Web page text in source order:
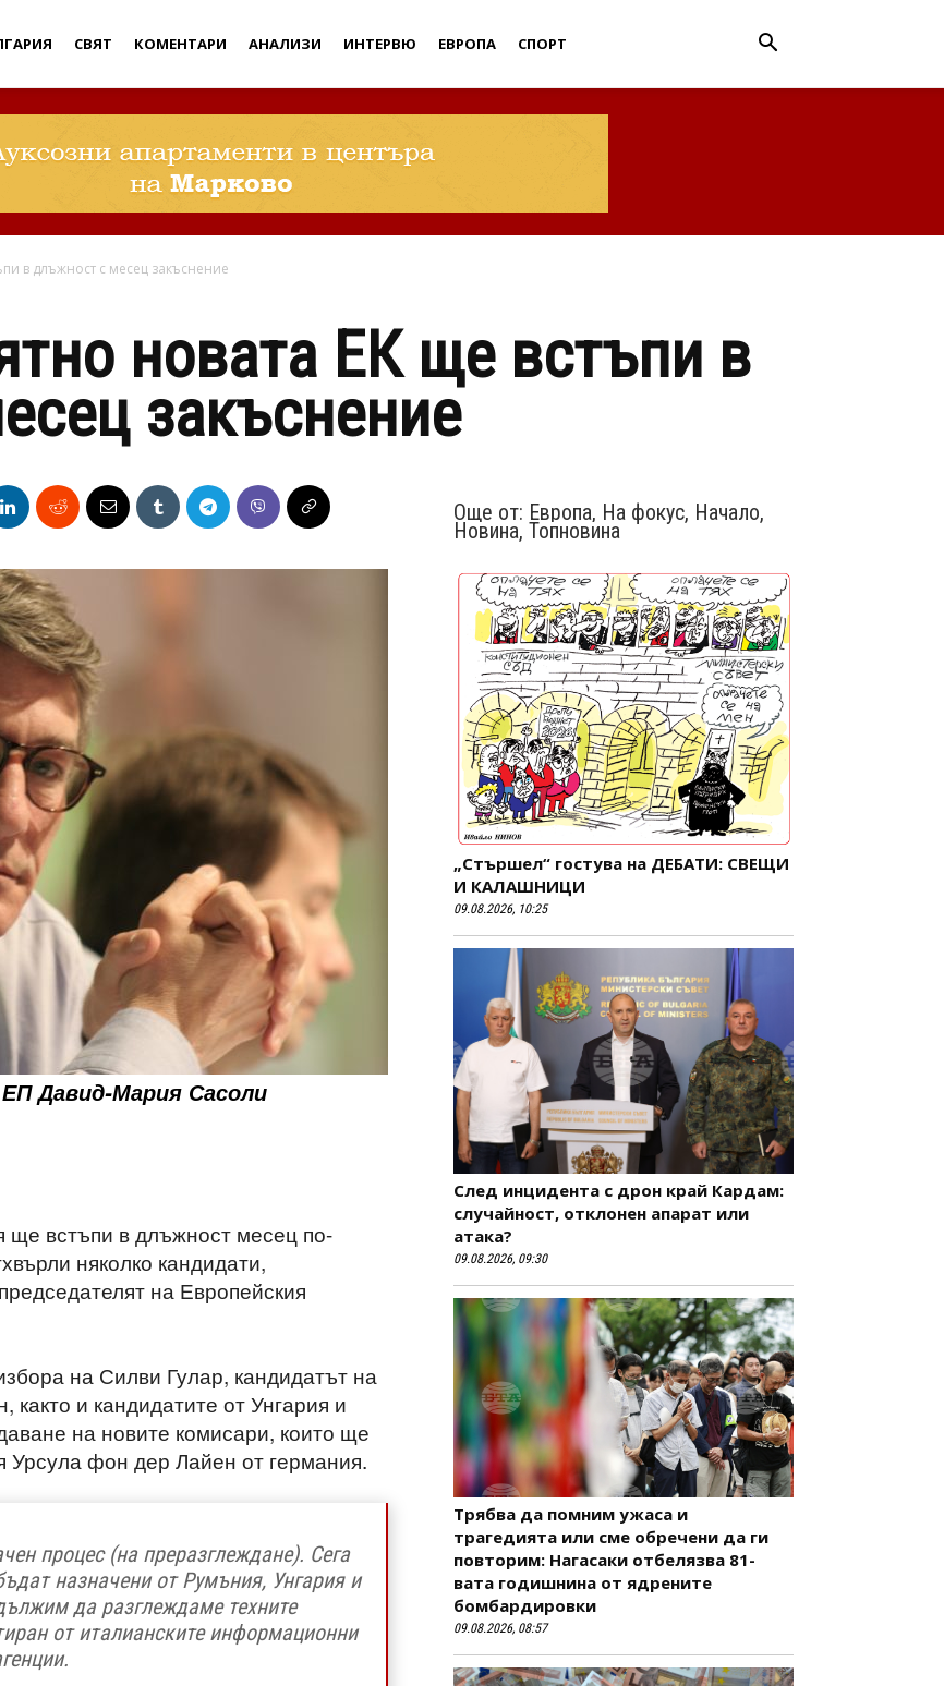
СВЯТ КОМЕНТАРИ АНАЛИЗИ ИНТЕРВЮ ЕВРОПА СПОРТ
в длъжност с месец закъснение
новата ЕК ще встъпи в
закъснение
Давид-Мария Сасоли
ще встъпи в длъжност месец по-
няколко кандидати,
на Европейския
на Силви Гулар, кандидатът на
и кандидатите от Унгария и
на новите комисари, които ще
Урсула фон дер Лайен от германия.
процес (на преразглеждане). Сега
назначени от Румъния, Унгария и
да разглеждаме техните
от италианските информационни
Още от: Европа, На фокус, Начало,
Новина, Топновина
„Стършел“ гостува на ДЕБАТИ: СВЕЩИ
И КАЛАШНИЦИ
09.08.2026, 10:25
След инцидента с дрон край Кардам:
случайност, отклонен апарат или
атака?
09.08.2026, 09:30
Трябва да помним ужаса и
трагедията или сме обречени да ги
повторим: Нагасаки отбелязва 81-
вата годишнина от ядрените
бомбардировки
09.08.2026, 08:57